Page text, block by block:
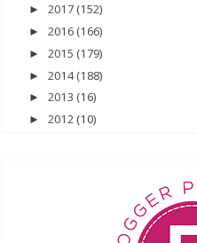
► 2017 (152)
► 2016 (166)
► 2015 (179)
► 2014(188)
► 2013 (16)
► 2012 (10)